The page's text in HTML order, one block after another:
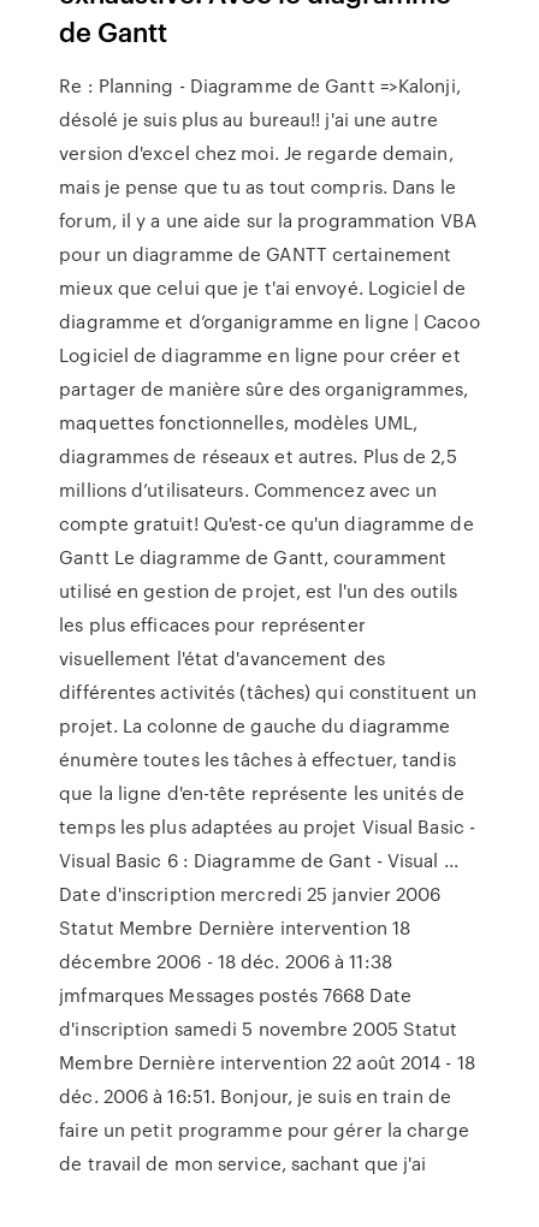
de Gantt
Re : Planning - Diagramme de Gantt =>Kalonji,
désolé je suis plus au bureau!! j'ai une autre
version d'excel chez moi. Je regarde demain,
mais je pense que tu as tout compris. Dans le
forum, il y a une aide sur la programmation VBA
pour un diagramme de GANTT certainement
mieux que celui que je t'ai envoyé. Logiciel de
diagramme et d’organigramme en ligne | Cacoo
Logiciel de diagramme en ligne pour créer et
partager de manière sûre des organigrammes,
maquettes fonctionnelles, modèles UML,
diagrammes de réseaux et autres. Plus de 2,5
millions d’utilisateurs. Commencez avec un
compte gratuit! Qu'est-ce qu'un diagramme de
Gantt Le diagramme de Gantt, couramment
utilisé en gestion de projet, est l'un des outils
les plus efficaces pour représenter
visuellement l'état d'avancement des
différentes activités (tâches) qui constituent un
projet. La colonne de gauche du diagramme
énumère toutes les tâches à effectuer, tandis
que la ligne d'en-tête représente les unités de
temps les plus adaptées au projet Visual Basic -
Visual Basic 6 : Diagramme de Gant - Visual ...
Date d'inscription mercredi 25 janvier 2006
Statut Membre Dernière intervention 18
décembre 2006 - 18 déc. 2006 à 11:38
jmfmarques Messages postés 7668 Date
d'inscription samedi 5 novembre 2005 Statut
Membre Dernière intervention 22 août 2014 - 18
déc. 2006 à 16:51. Bonjour, je suis en train de
faire un petit programme pour gérer la charge
de travail de mon service, sachant que j'ai